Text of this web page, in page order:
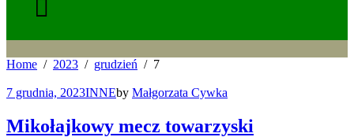
Home 2023 grudzień 7
7 grudnia, 2023INNEby Małgorzata Cywka
Mikołajkowy mecz towarzyski